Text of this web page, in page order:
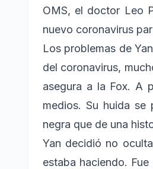
OMS, el doctor Leo
nuevo coronavirus
Los problemas de
del coronavirus,
asegura a la Fox. A
medios. Su huida
negra que de una
Yan decidió no
estaba haciendo.